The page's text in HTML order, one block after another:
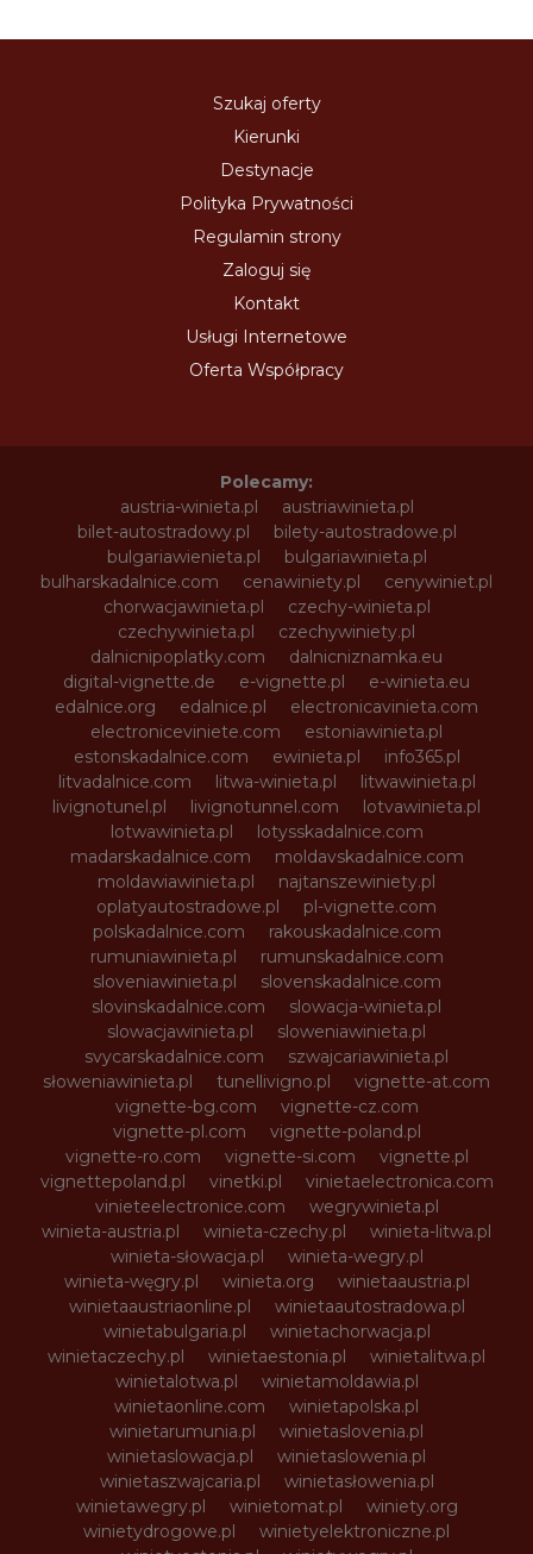
Szukaj oferty
Kierunki
Destynacje
Polityka Prywatności
Regulamin strony
Zaloguj się
Kontakt
Usługi Internetowe
Oferta Współpracy
Polecamy:
austria-winieta.pl
austriawinieta.pl
bilet-autostradowy.pl
bilety-autostradowe.pl
bulgariawienieta.pl
bulgariawinieta.pl
bulharskadalnice.com
cenawiniety.pl
cenywiniet.pl
chorwacjawinieta.pl
czechy-winieta.pl
czechywinieta.pl
czechywiniety.pl
dalnicnipoplatky.com
dalnicniznamka.eu
digital-vignette.de
e-vignette.pl
e-winieta.eu
edalnice.org
edalnice.pl
electronicavinieta.com
electroniceviniete.com
estoniawinieta.pl
estonskadalnice.com
ewinieta.pl
info365.pl
litvadalnice.com
litwa-winieta.pl
litwawinieta.pl
livignotunel.pl
livignotunnel.com
lotvawinieta.pl
lotwawinieta.pl
lotysskadalnice.com
madarskadalnice.com
moldavskadalnice.com
moldawiawinieta.pl
najtanszewiniety.pl
oplatyautostradowe.pl
pl-vignette.com
polskadalnice.com
rakouskadalnice.com
rumuniawinieta.pl
rumunskadalnice.com
sloveniawinieta.pl
slovenskadalnice.com
slovinskadalnice.com
slowacja-winieta.pl
slowacjawinieta.pl
sloweniawinieta.pl
svycarskadalnice.com
szwajcariawinieta.pl
słoweniawinieta.pl
tunellivigno.pl
vignette-at.com
vignette-bg.com
vignette-cz.com
vignette-pl.com
vignette-poland.pl
vignette-ro.com
vignette-si.com
vignette.pl
vignettepoland.pl
vinetki.pl
vinietaelectronica.com
vinieteelectronice.com
wegrywinieta.pl
winieta-austria.pl
winieta-czechy.pl
winieta-litwa.pl
winieta-słowacja.pl
winieta-wegry.pl
winieta-węgry.pl
winieta.org
winietaaustria.pl
winietaaustriaonline.pl
winietaautostradowa.pl
winietabulgaria.pl
winietachorwacja.pl
winietaczechy.pl
winietaestonia.pl
winietalitwa.pl
winietalotwa.pl
winietamoldawia.pl
winietaonline.com
winietapolska.pl
winietarumunia.pl
winietaslovenia.pl
winietaslowacja.pl
winietaslowenia.pl
winietaszwajcaria.pl
winietasłowenia.pl
winietawegry.pl
winietomat.pl
winiety.org
winietydrogowe.pl
winietyelektroniczne.pl